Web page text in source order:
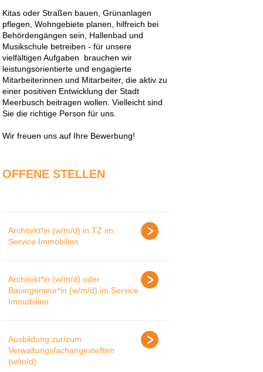
Kitas oder Straßen bauen, Grünanlagen
pflegen, Wohngebiete planen, hilfreich bei
Behördengängen sein, Hallenbad und
Musikschule betreiben - für unsere
vielfältigen Aufgaben brauchen wir
leistungsorientierte und engagierte
Mitarbeiterinnen und Mitarbeiter, die aktiv zu
einer positiven Entwicklung der Stadt
Meerbusch beitragen wollen. Vielleicht sind
Sie die richtige Person für uns.
Wir freuen uns auf Ihre Bewerbung!
OFFENE STELLEN
Architekt*in (w/m/d) in TZ im
Service Immobilien
Architekt*in (w/m/d) oder
Bauingenieur*in (w/m/d) im Service
Immobilien
Ausbildung zur/zum
Verwaltungsfachangestellten
(w/m/d)